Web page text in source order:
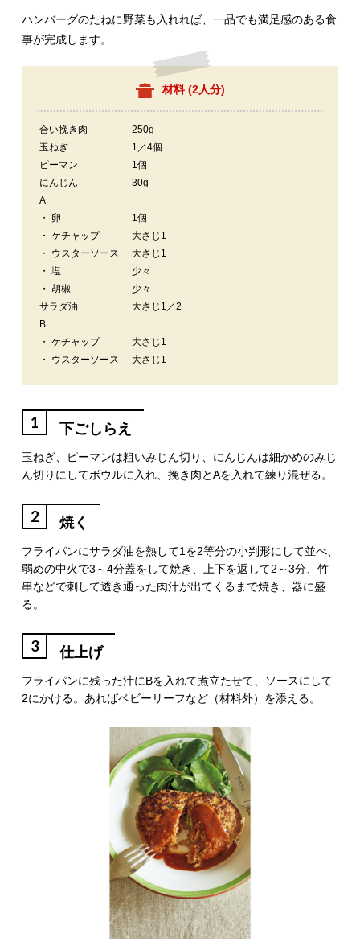
ハンバーグのたねに野菜も入れれば、一品でも満足感のある食
事が完成します。
材料 (2人分)
合い挽き肉
250g
玉ねぎ
1／4個
ピーマン
1個
にんじん
30g
A
・ 卵
1個
・ ケチャップ
大さじ1
・ ウスターソース
大さじ1
・ 塩
少々
・ 胡椒
少々
サラダ油
大さじ1／2
B
・ ケチャップ
大さじ1
・ ウスターソース
大さじ1
1 下ごしらえ
玉ねぎ、ピーマンは粗いみじん切り、にんじんは細かめのみじ
ん切りにしてボウルに入れ、挽き肉とAを入れて練り混ぜる。
2 焼く
フライパンにサラダ油を熱して1を2等分の小判形にして並べ、
弱めの中火で3～4分蓋をして焼き、上下を返して2～3分、竹
串などで刺して透き通った肉汁が出てくるまで焼き、器に盛
る。
3 仕上げ
フライパンに残った汁にBを入れて煮立たせて、ソースにして
2にかける。あればベビーリーフなど（材料外）を添える。